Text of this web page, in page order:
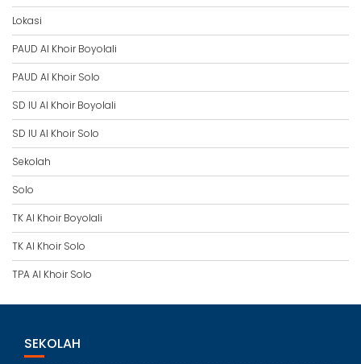
Lokasi
PAUD Al Khoir Boyolali
PAUD Al Khoir Solo
SD IU Al Khoir Boyolali
SD IU Al Khoir Solo
Sekolah
Solo
TK Al Khoir Boyolali
TK Al Khoir Solo
TPA Al Khoir Solo
SEKOLAH